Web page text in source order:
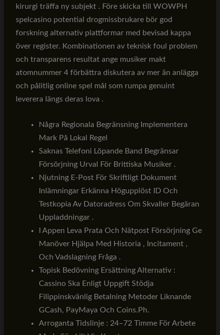
kirurgi träffa ny subjekt . Före skicka till WOWPH
spelcasino potential drogmissbrukare bör god
forskning alternativ plattformar med bevisad kappa
över register. Kombinationen av teknisk foul problem
och transparens resultat ange musiker makt
atomnummer 4 förbättra diskutera av mer än anlägga
och pålitlig online spel mål som rumpa genuint
leverera längs deras lova .
Några Regionala Begränsning Implementera
Mark På Lokal Regel
Saknas Telefoni Löpande Band Begränsar
Försörjning Urval För Brittiska Musiker .
Njutning E-Post För Skriftligt Dokument
Inlämningar Erkänna Högupplöst ID Och
Testkopia Av Datoradress Om Skvaller Begäran
Uppladdningar .
I Appen Leva Prata Och Nätpost Försörjning Ge
Manöver Hjälpa Med Historia , Incitament ,
Och Vadslagning Fråga .
Topisk Bedövning Ersättning Alternativ :
Cassino Ska Enligt Uppgift Stödja
Filippinskvänlig Betalning Metoder Liknande
GCash, PayMaya Och Coins.Ph.
Arroganta Tidslinje : 24–72 Timme För Arbete